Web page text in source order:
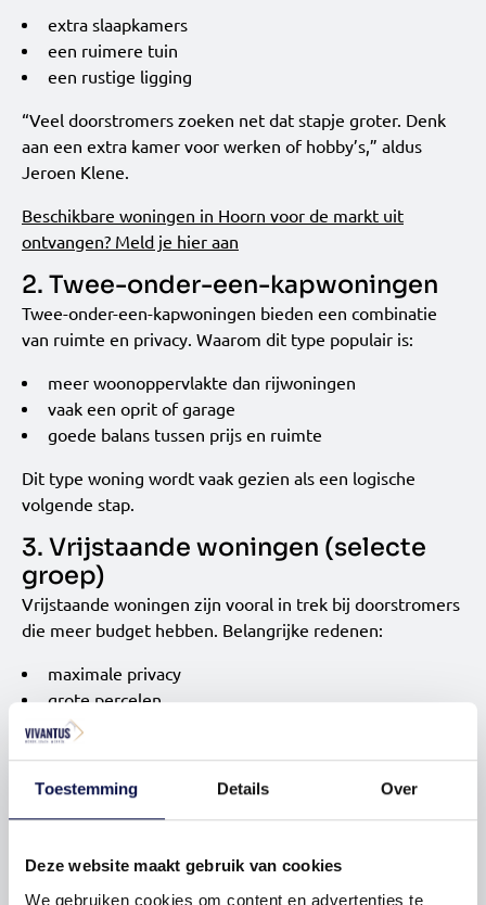
Toestemming Details Over
Deze website maakt gebruik van cookies
We gebruiken cookies om content en advertenties te
extra slaapkamers
een ruimere tuin
een rustige ligging
“Veel doorstromers zoeken net dat stapje groter. Denk
aan een extra kamer voor werken of hobby’s,” aldus
Jeroen Klene.
Beschikbare woningen in Hoorn voor de markt uit
ontvangen? Meld je hier aan
2. Twee-onder-een-kapwoningen
Twee-onder-een-kapwoningen bieden een combinatie
van ruimte en privacy. Waarom dit type populair is:
meer woonoppervlakte dan rijwoningen
vaak een oprit of garage
goede balans tussen prijs en ruimte
Dit type woning wordt vaak gezien als een logische
volgende stap.
3. Vrijstaande woningen (selecte
groep)
Vrijstaande woningen zijn vooral in trek bij doorstromers
die meer budget hebben. Belangrijke redenen:
maximale privacy
grote percelen
flexibiliteit in indeling
vraag is er zeker. Het hangt sterk af van het beschikbare
aanbod.”
4. Levensloopbestendige woningen
en appartementen